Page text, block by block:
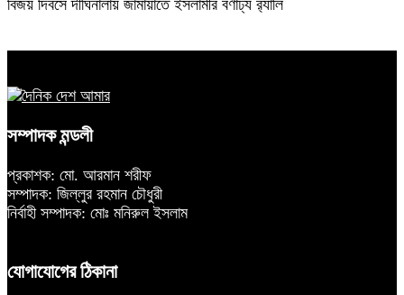
বিজয় দিবসে দীঘিনালায় জামায়াতে ইসলামীর বর্ণাঢ্য র‍্যালি
সম্পাদক মন্ডলী
প্রকাশক: মো. আরমান শরীফ
সম্পাদক: জিল্লুর রহমান চৌধুরী
নির্বাহী সম্পাদক: মোঃ মনিরুল ইসলাম
যোগাযোগের ঠিকানা